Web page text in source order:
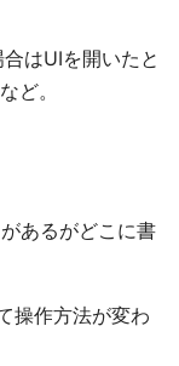
はUIを開いたと
ど。
あるがどこに書
操作方法が変わ